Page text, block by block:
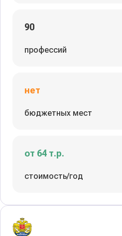
90
профессий
нет
бюджетных мест
от 64 т.р.
стоимость/год